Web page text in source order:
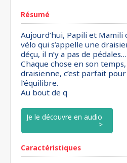
Résumé
Aujourd’hui, Papili et Mamili
vélo qui s’appelle une
déçu, il n’y a pas de pédales…
Chaque chose en son
draisienne, c’est parfait
l’équilibre.
Au bout de q
Je le découvre en audio
Caractéristiques